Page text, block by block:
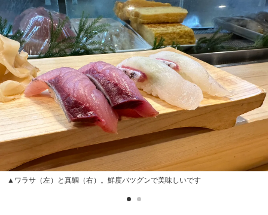
▲ワラサ（左）と真鯛（右）。鮮度バツグンで美味しいです